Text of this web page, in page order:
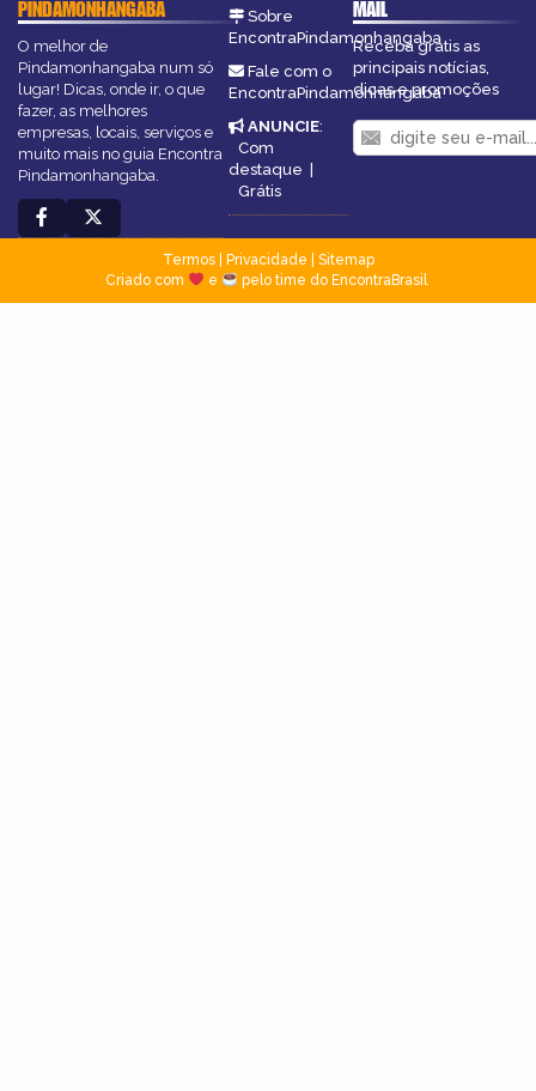
PINDAMONHANGABA
O melhor de
Pindamonhangaba num só
lugar! Dicas, onde ir, o que
fazer, as melhores
empresas, locais, serviços e
muito mais no guia Encontra
Pindamonhangaba.
Sobre
EncontraPindamonhangaba
Fale com o
EncontraPindamonhangaba
ANUNCIE:
Com
destaque |
Grátis
MAIL
Receba grátis as
principais notícias,
dicas e promoções
Termos| Privacidade
Sitemap
Criado com
e pelo time do EncontraBrasil